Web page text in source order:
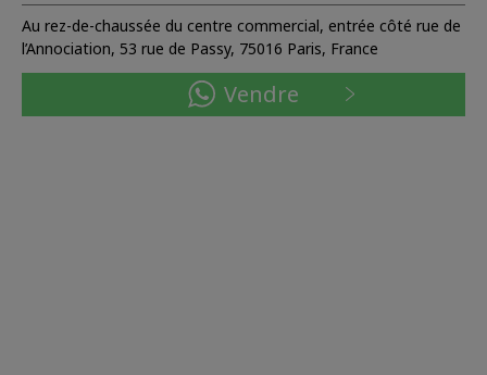
Au rez-de-chaussée du centre commercial, entrée côté rue de
l’Annociation, 53 rue de Passy, 75016 Paris, France
Vendre